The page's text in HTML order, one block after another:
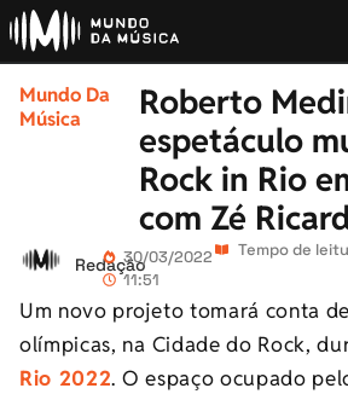
Mundo Da
Música
Roberto
espetáculo
Rock in Rio
com Zé
Redação30/03/2022
11:51
Tempo de
Um novo projeto tomará conta
olímpicas, na Cidade do Rock,
Rio 2022. O espaço ocupado